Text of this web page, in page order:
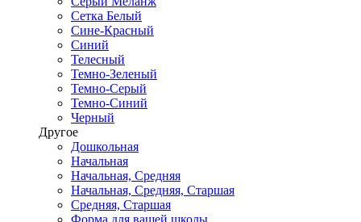
Сетка Белый
Сине-Красный
Синий
Телесный
Темно-Зеленый
Темно-Серый
Темно-Синий
Черный
Другое
Дошкольная
Начальная
Начальная, Средняя
Начальная, Средняя, Старшая
Средняя, Старшая
Форма для вашей школы